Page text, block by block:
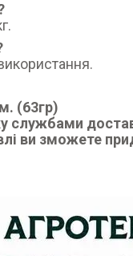
(63гр)
службами
ви зможете